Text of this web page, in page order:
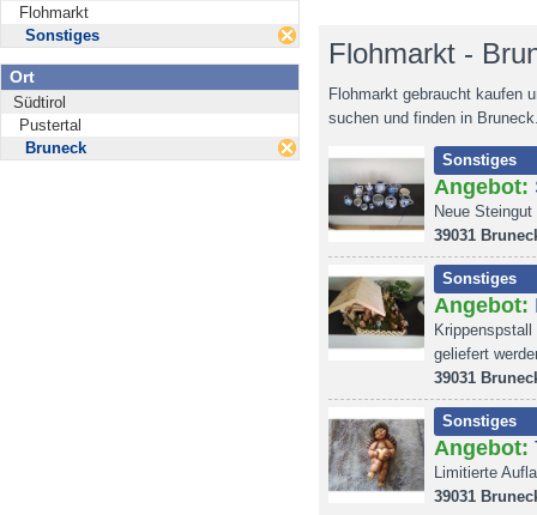
Flohmarkt
Sonstiges
Ort
Südtirol
Pustertal
Bruneck
Flohmarkt -
Flohmarkt gebraucht kaufen
suchen und finden in
Sonstiges
Angebot:
Neue
39031
Sonstiges
Angebot:
geliefert
39031
Sonstiges
Angebot:
Limitierte
39031